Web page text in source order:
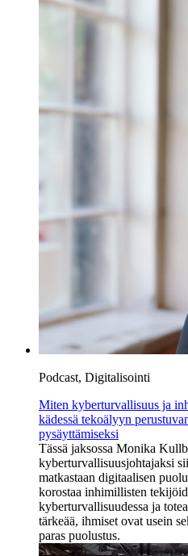
Podcast, Digitalisointi
Miten kyberturvallisuus ja
kädessä tekoälyyn
pysäyttämiseksi
Tässä jaksossa Monika
kyberturvallisuusjohtajaksi
matkastaan digitaalisen
korostaa inhimillisten
kyberturvallisuudessa ja
tärkeää, ihmiset ovat usein
paras puolustus.